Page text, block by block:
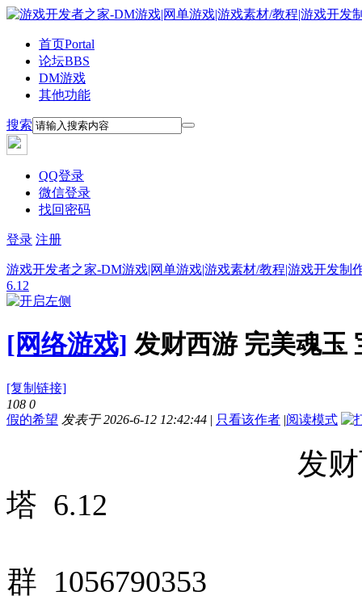
首页Portal
论坛BBS
DM游戏
其他功能
搜索
QQ登录
微信登录
找回密码
登录 注册
游戏开发者之家-DM游戏|网单游戏|游戏素材/教程|游戏开发制
6.12
[网络游戏] 发财西游 完美魂玉
[复制链接]
108 0
假的希望 发表于 2026-6-12 12:42:44 | 只看该作者 |阅读模式
发财西游 完美
塔 6.12
群 1056790353